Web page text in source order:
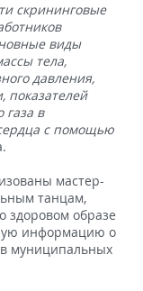
скрининговые
виды
тела,
давления,
показателей
газа в
с помощью
мастер-
танцам,
здоровом образе
информацию о
муниципальных